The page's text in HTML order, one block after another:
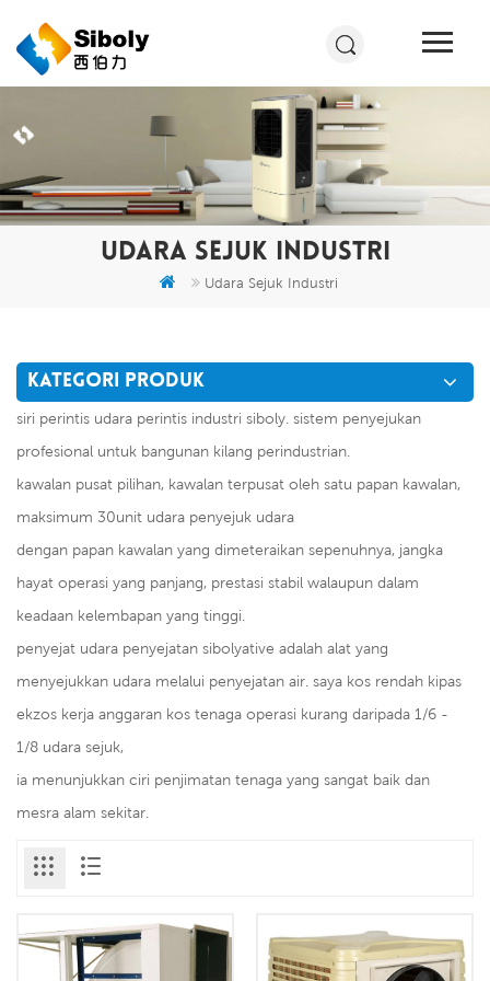
UDARA SEJUK INDUSTRI
Udara Sejuk Industri
KATEGORI PRODUK
siri perintis udara perintis industri siboly. sistem penyejukan
profesional untuk bangunan kilang perindustrian.
kawalan pusat pilihan, kawalan terpusat oleh satu papan kawalan,
maksimum 30unit udara penyejuk udara
dengan papan kawalan yang dimeteraikan sepenuhnya, jangka
hayat operasi yang panjang, prestasi stabil walaupun dalam
keadaan kelembapan yang tinggi.
penyejat udara penyejatan sibolyative adalah alat yang
menyejukkan udara melalui penyejatan air. saya kos rendah kipas
ekzos kerja anggaran kos tenaga operasi kurang daripada 1/6 -
1/8 udara sejuk,
ia menunjukkan ciri penjimatan tenaga yang sangat baik dan
mesra alam sekitar.